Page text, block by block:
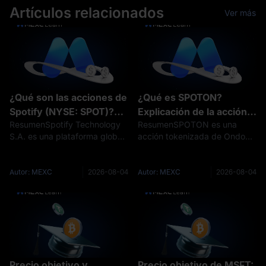
Artículos relacionados Ver más
¿Qué son las acciones de
Spotify (NYSE: SPOT)?
Modelo de negocio,
crecimiento y riesgos
ResumenSpotify Technology
S.A. es una plataforma global
negocian en la Bolsa de
SPOT. SPOT no es un
American Depositary Receipt
Autor: MEXC 2026-08-04
¿Qué es SPOTON?
Explicación de la acción
tokenizada de Spotify de
Ondo
ResumenSPOTON es una
acción tokenizada de Ondo
rendimiento total vinculada a
Spotify Technology S.A., que
cotizan en la Bo
Autor: MEXC 2026-08-04